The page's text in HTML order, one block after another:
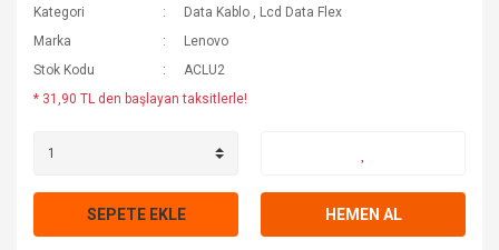
Kategori Data Kablo , Lcd Data Flex
Marka
Lenovo
Stok Kodu
ACLU2
* 31,90 TL den başlayan taksitlerle!
SEPETE EKLE HEMEN AL